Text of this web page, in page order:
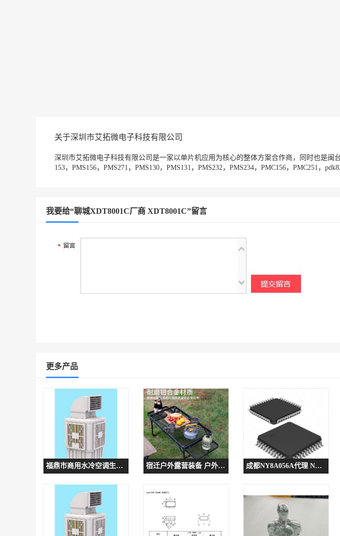
关于深圳市艾拓微电子科技有限公司
深圳市艾拓微电子科技有限公司是一家以单片机应用为核心的整体方案合作商，同时也是闽
153，PMS156，PMS271，PMS130，PMS131，PMS232，PMS234，PMC156，PMC251，
我要给“聊城XDT8001C厂商 XDT8001C”留言
更多产品
福鼎市商用水冷空调生产厂家 宿迁户外露营装备 户外可折叠摆摊桌子 现货速发 成都NY8A056A代理 NY8A056